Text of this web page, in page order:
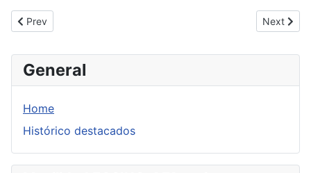
General
Home
Histórico destacados
Previous article: Seminario Félix Álvaro Carnicero Martín
Prev Next
Next